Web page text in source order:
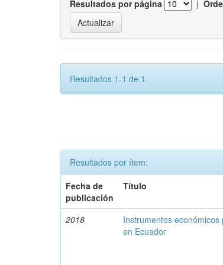
Resultados por página |
Resultados 1-1 de 1.
Resultados por ítem:
Fecha de
publicación
Título
2018
Instrumentos
en Ecuador